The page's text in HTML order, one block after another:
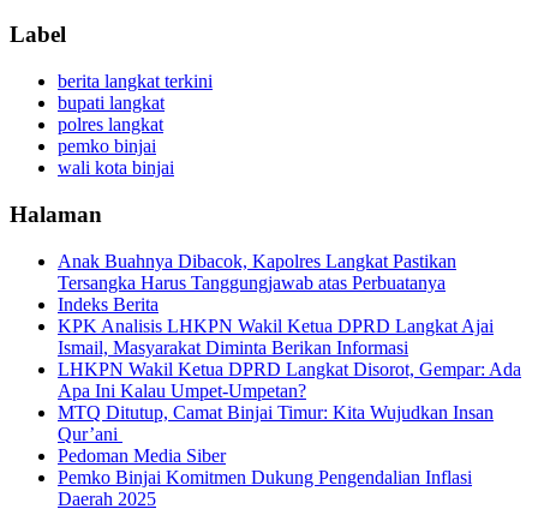
Label
berita langkat terkini
bupati langkat
polres langkat
pemko binjai
wali kota binjai
Halaman
Anak Buahnya Dibacok, Kapolres Langkat Pastikan
Tersangka Harus Tanggungjawab atas Perbuatanya
Indeks Berita
KPK Analisis LHKPN Wakil Ketua DPRD Langkat Ajai
Ismail, Masyarakat Diminta Berikan Informasi
LHKPN Wakil Ketua DPRD Langkat Disorot, Gempar: Ada
Apa Ini Kalau Umpet-Umpetan?
MTQ Ditutup, Camat Binjai Timur: Kita Wujudkan Insan
Qur’ani
Pedoman Media Siber
Pemko Binjai Komitmen Dukung Pengendalian Inflasi
Daerah 2025